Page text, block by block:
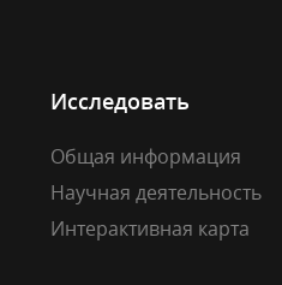
Исследовать
Общая информация
Научная деятельность
Интерактивная карта